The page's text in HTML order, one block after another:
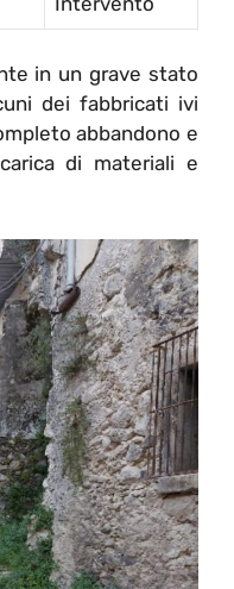
in un grave stato
dei fabbricati ivi
abbandono e
di materiali e